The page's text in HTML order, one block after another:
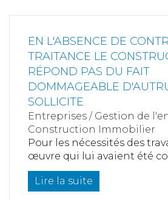
EN L'ABSENCE DE
TRAITANCE LE
RÉPOND PAS DU FAIT
DOMMAGEABLE
SOLLICITE
Entreprises / Gestion de
Construction Immobilier
Pour les nécessités des
œuvre qui lui avaient été
Lire la suite